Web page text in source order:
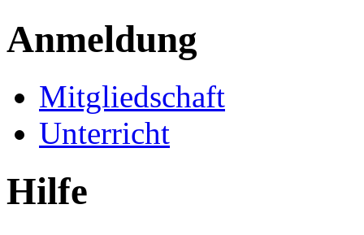
Anmeldung
Mitgliedschaft
Unterricht
Hilfe